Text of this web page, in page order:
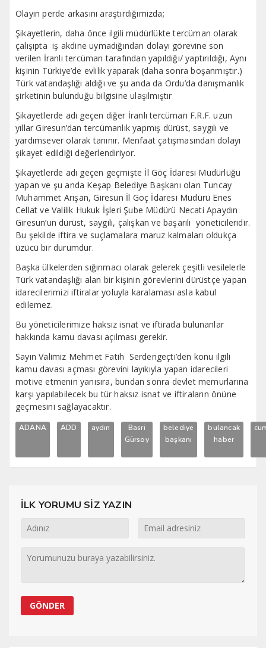
Olayın perde arkasını araştırdığımızda;
Şikayetlerin, daha önce ilgili müdürlükte tercüman olarak
çalışıpta iş akdine uymadığından dolayı görevine son
verilen İranlı tercüman tarafından yapıldığı/ yaptırıldığı, Aynı
kişinin Türkiye’de evlilik yaparak (daha sonra boşanmıştır.)
Türk vatandaşlığı aldığı ve şu anda da Ordu’da danışmanlık
şirketinin bulunduğu bilgisine ulaşılmıştır
Şikayetlerde adı geçen diğer İranlı tercüman F.R.F. uzun
yıllar Giresun’dan tercümanlık yapmış dürüst, saygılı ve
yardımsever olarak tanınır. Menfaat çatışmasından dolayı
şikayet edildiği değerlendiriyor.
Şikayetlerde adı geçen geçmişte İl Göç İdaresi Müdürlüğü
yapan ve şu anda Keşap Belediye Başkanı olan Tuncay
Muhammet Arışan, Giresun İl Göç İdaresi Müdürü Enes
Cellat ve Valilik Hukuk İşleri Şube Müdürü Necati Apaydın
Giresun’un dürüst, saygılı, çalışkan ve başarılı yöneticileridir.
Bu şekilde iftira ve suçlamalara maruz kalmaları oldukça
üzücü bir durumdur.
Başka ülkelerden sığınmacı olarak gelerek çeşitli vesilelerle
Türk vatandaşlığı alan bir kişinin görevlerini dürüstçe yapan
idarecilerimizi iftiralar yoluyla karalaması asla kabul
edilemez.
Bu yöneticilerimize haksız isnat ve iftirada bulunanlar
hakkında kamu davası açılması gerekir.
Sayın Valimiz Mehmet Fatih Serdengeçti’den konu ilgili
kamu davası açması görevini layıkıyla yapan idarecileri
motive etmenin yanısıra, bundan sonra devlet memurlarına
karşı yapılabilecek bu tür haksız isnat ve iftiraların önüne
geçmesini sağlayacaktır.
ADANA ADD aydın
Basri
Gürsoy
belediye
başkanı
bulancak
haber
İLK YORUMU SİZ YAZIN